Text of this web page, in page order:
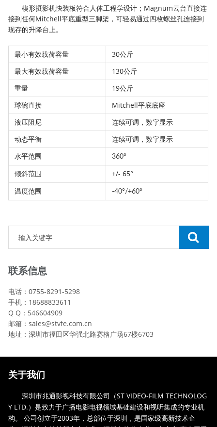
楔形摄影机快装板符合人体工程学设计；Magnum云台直接连
接到任何Mitchell平底重型三脚架，可轻易通过四枚螺丝孔连接到
现存的升降台上。
最小有效载荷容量
30公斤
最大有效载荷容量
130公斤
重量
19公斤
球碗直接
Mitchell平底底座
液压阻尼
连续可调，数字显示
动态平衡
连续可调，数字显示
水平范围
360°
倾斜范围
+/- 65°
温度范围
-40°/+60°
联系信息
电话：0755-8291-5298
手机：18688833611
Q Q：546604909
邮箱：sales@stvfe.com.cn
地址：深圳市福田区华强北路赛格广场67楼6703
关于我们
深圳市兆通影视科技有限公司（ST VIDEO-FILM TECHNOLOG
Y LTD.）是致力于广播电影电视领域基础建设和视听集成的专业机
构。 公司创立于2003年，总部位于深圳，是国家级高新技术企